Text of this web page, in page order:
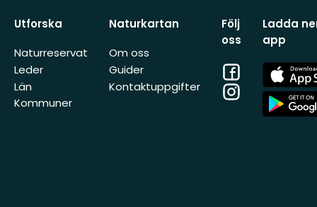
Utforska
Naturreservat
Leder
Län
Kommuner
Naturkartan
Om oss
Guider
Kontaktuppgifter
Följ
oss
Facebook
Instagram
Ladda
app
App
Store
App
Store